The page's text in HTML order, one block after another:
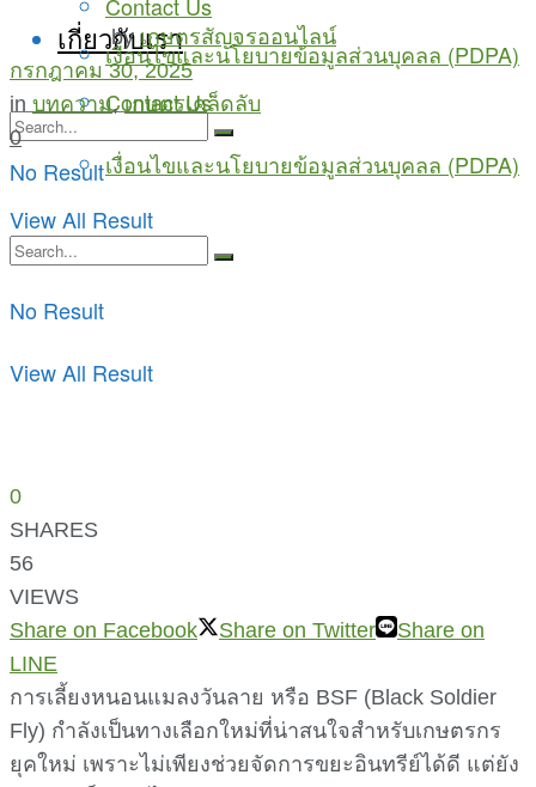
เกี่ยวกับเรา
Contact Us
เงื่อนไขและนโยบายข้อมูลส่วนบุคลล (PDPA)
No Result
View All Result
เงื่อนไขและนโยบายข้อมูลส่วนบุคลล (PDPA)
No Result
View All Result
by เกษตรสัญจรออนไลน์
กรกฎาคม 30, 2025
in บทความ,เกษตรเคล็ดลับ
0
0
SHARES
56
VIEWS
Share on Facebook
Share on Twitter
Share on
LINE
การเลี้ยงหนอนแมลงวันลาย หรือ BSF (Black Soldier
Fly) กำลังเป็นทางเลือกใหม่ที่น่าสนใจสำหรับเกษตรกร
ยุคใหม่ เพราะไม่เพียงช่วยจัดการขยะอินทรีย์ได้ดี แต่ยัง